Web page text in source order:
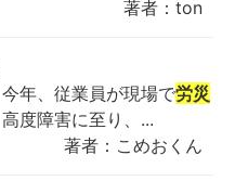
著者：ton
年、従業員が現場で労災
度障害に至り、...
著者：こめおくん